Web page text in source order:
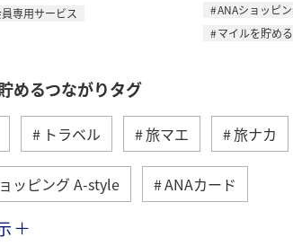
専用サービス
ANAショッピ
マイルを貯める
めるつながりタグ
トラベル 旅マエ 旅ナカ
ッピング A-style ANAカード
教室